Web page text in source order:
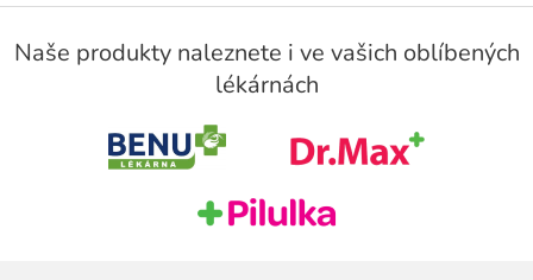
Z
Naše produkty naleznete i ve vašich oblíbených
lékárnách